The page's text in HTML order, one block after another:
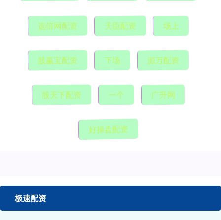
选倍网配资 天臣配资 场上
股赢宝配资 下场 源万配资
股天下配资 一个 广升网
好操盘配资
极速配资